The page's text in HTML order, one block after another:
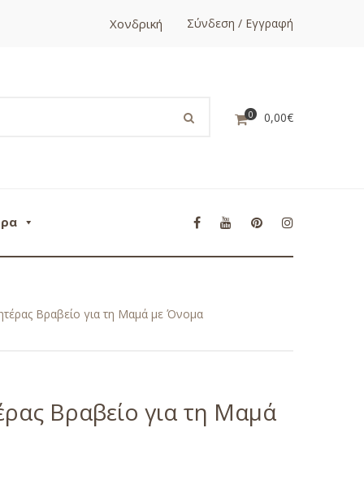
Χονδρική Σύνδεση / Εγγραφή
0 0,00€
Βραβείο για τη Μαμά με Όνομα
Βραβείο για τη Μαμά